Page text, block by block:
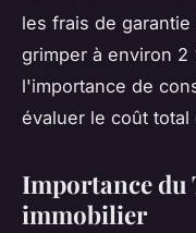
les frais de
grimper à environ 2
l'importance de
évaluer le coût
Importance du
immobilier